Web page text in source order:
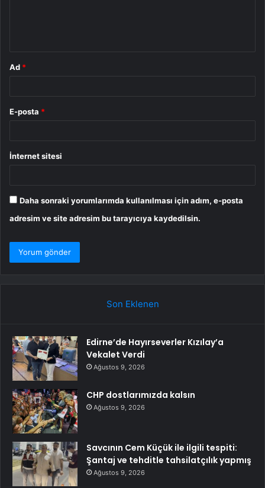
Ad *
E-posta *
İnternet sitesi
Daha sonraki yorumlarımda kullanılması için adım, e-posta
adresim ve site adresim bu tarayıcıya kaydedilsin.
Son Eklenen
Edirne’de Hayırseverler Kızılay’a
Vekalet Verdi
Ağustos 9, 2026
CHP dostlarımızda kalsın
Ağustos 9, 2026
Savcının Cem Küçük ile ilgili tespiti:
Şantaj ve tehditle tahsilatçılık yapmış
Ağustos 9, 2026